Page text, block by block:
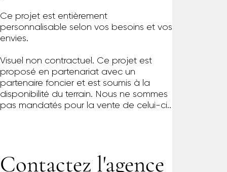
Ce projet est entièrement
personnalisable selon vos besoins et vos
envies.
Visuel non contractuel. Ce projet est
proposé en partenariat avec un
partenaire foncier et est soumis à la
disponibilité du terrain. Nous ne sommes
pas mandatés pour la vente de celui-ci..
Contactez l'agence